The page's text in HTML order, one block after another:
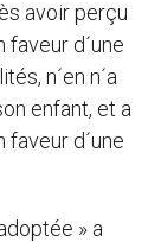
avoir perçu
d´une
n´en n´a
enfant, et a
d´une
» a